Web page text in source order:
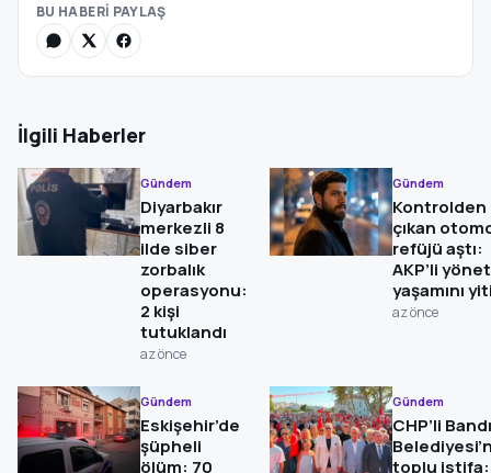
BU HABERİ PAYLAŞ
İlgili Haberler
Gündem
Diyarbakır
merkezli 8
ilde siber
zorbalık
operasyonu:
2 kişi
tutuklandı
az önce
Gündem
Kontrolden
çıkan
refüjü aştı:
AKP’li
yaşamını
az önce
Gündem
Eskişehir’de
şüpheli
ölüm: 70
Gündem
CHP’li
toplu istifa: